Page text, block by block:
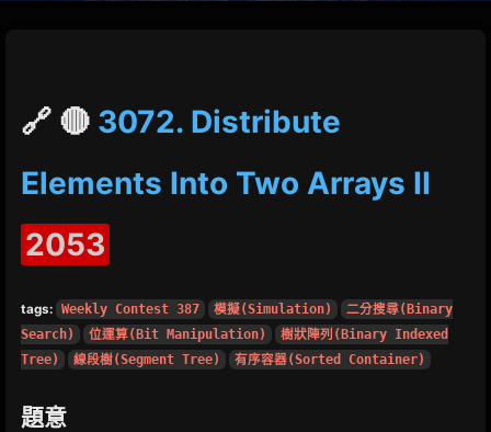
🔗 🔴 3072. Distribute
Elements Into Two Arrays II
2053
tags: Weekly Contest 387 模擬(Simulation)
二分搜尋(Binary
Search)
位運算(Bit Manipulation)
樹狀陣列(Binary Indexed
Tree)
線段樹(Segment Tree) 有序容器(Sorted Container)
題意